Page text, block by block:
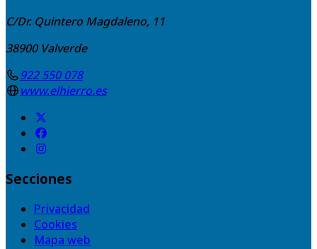
C/Dr. Quintero Magdaleno, 11
38900 Valverde
922 550 078
www.elhierro.es
Secciones
Privacidad
Cookies
Mapa web